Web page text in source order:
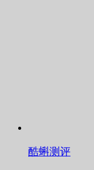
酷蝌测评